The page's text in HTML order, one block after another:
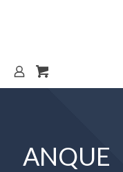
ANQUE